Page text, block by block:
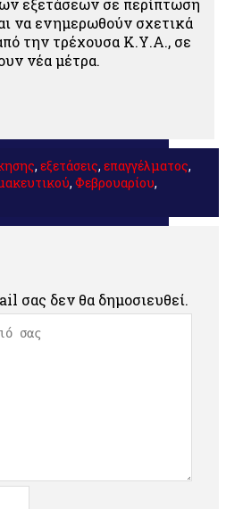
εξετάσεων σε περίπτωση
να ενημερωθούν σχετικά
την τρέχουσα Κ.Υ.Α., σε
νέα μέτρα.
, εξετάσεις, επαγγέλματος,
, Φεβρουαρίου,
σας δεν θα δημοσιευθεί.